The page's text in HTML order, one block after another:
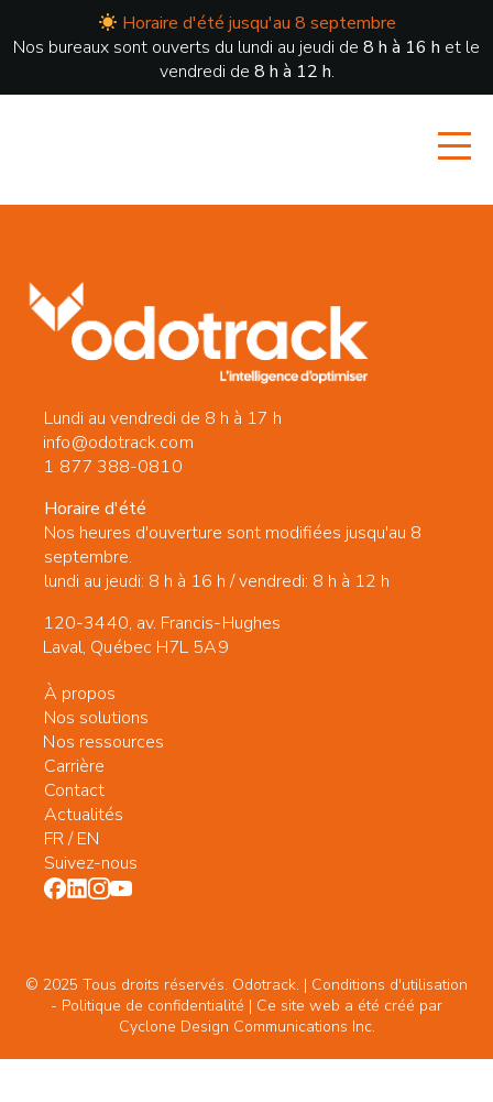
Horaire d'été jusqu'au 8 septembre
Nos bureaux sont ouverts du lundi au jeudi de 8 h à 16 h et le
vendredi de 8 h à 12 h.
Lundi au vendredi de 8 h à 17 h
info@odotrack.com
1 877 388-0810
Horaire d'été
Nos heures d'ouverture sont modifiées jusqu'au 8
septembre.
lundi au jeudi: 8 h à 16 h / vendredi: 8 h à 12 h
120-3440, av. Francis-Hughes
Laval, Québec H7L 5A9
À propos
Nos solutions
Nos ressources
Carrière
Contact
Actualités
FR/EN
Suivez-nous
© 2025 Tous droits réservés. Odotrack. | Conditions d'utilisation
- Politique de confidentialité | Ce site web a été créé par
Cyclone Design Communications Inc.